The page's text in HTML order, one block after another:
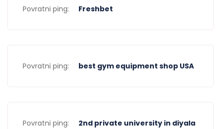
Povratni ping: Freshbet
Povratni ping: best gym equipment shop USA
Povratni ping: 2nd private university in diyala